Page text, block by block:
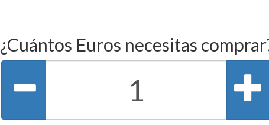
¿Cuántos Euros necesitas